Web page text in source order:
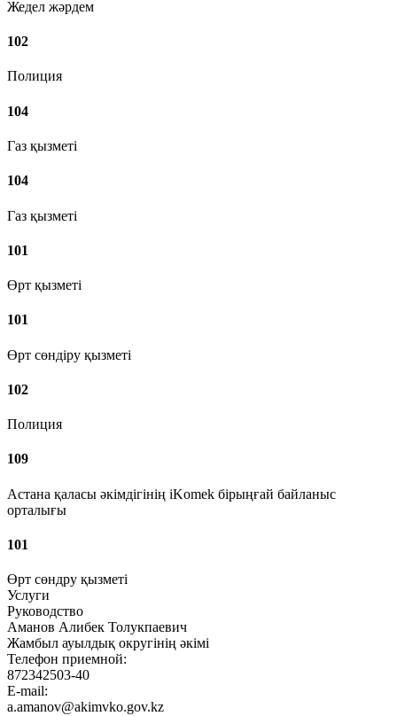
Жедел жәрдем
102
Полиция
104
Газ қызметі
104
Газ қызметі
101
Өрт қызметі
101
Өрт сөндіру қызметі
102
Полиция
109
Астана қаласы әкімдігінің iKomek бірыңғай байланыс
орталығы
101
Өрт сөндру қызметі
Услуги
Руководство
Аманов Алибек Толукпаевич
Жамбыл ауылдық округінің әкімі
Телефон приемной:
872342503-40
E-mail:
a.amanov@akimvko.gov.kz